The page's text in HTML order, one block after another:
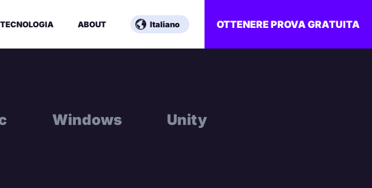
TECNOLOGIA ABOUT Italiano OTTENERE PROVA GRATUITA
Windows Unity